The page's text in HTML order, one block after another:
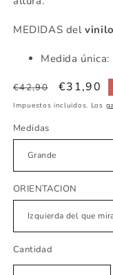
MEDIDAS delvinilo
Medida
Precio
habitual
€42,90
Precio
de
€31,90
Impuestos incluidos. Los
Medidas
ORIENTACION
Cantidad